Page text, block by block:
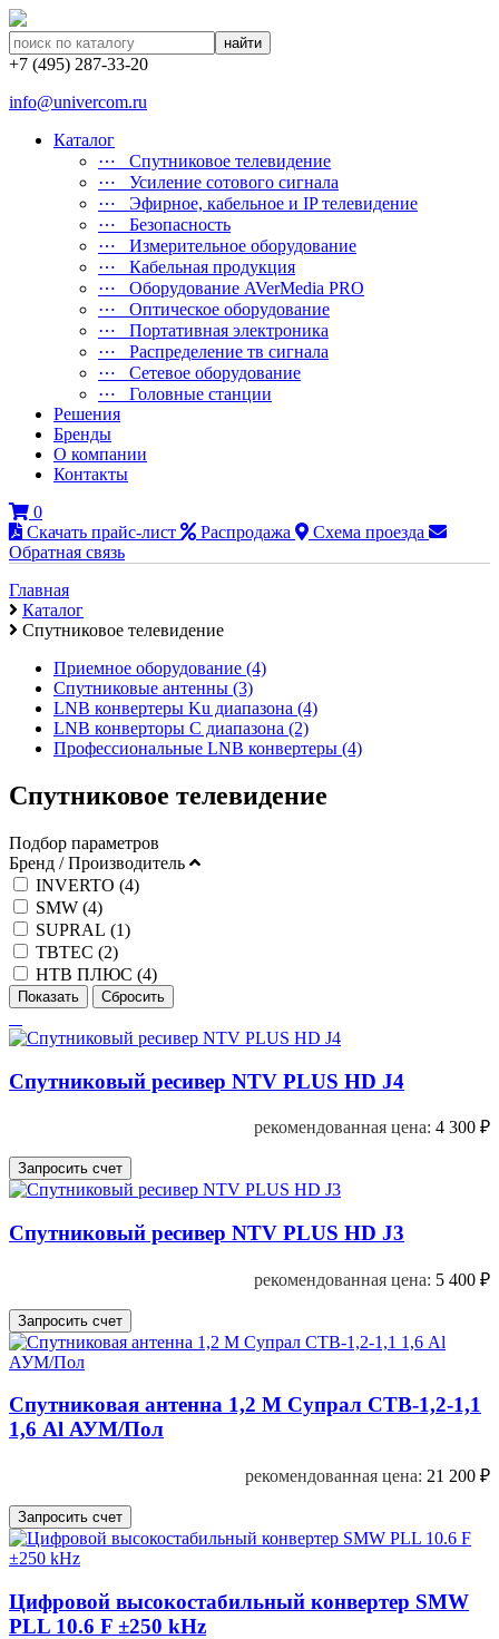
найти
+7 (495) 287-33-20
info@univercom.ru
Каталог
⋯ Cпутниковое телевидение
⋯ Усиление сотового сигнала
⋯ Эфирное, кабельное и IP телевидение
⋯ Безопасность
⋯ Измерительное оборудование
⋯ Кабельная продукция
⋯ Оборудование AVerMedia PRO
⋯ Оптическое оборудование
⋯ Портативная электроника
⋯ Распределение тв сигнала
⋯ Сетевое оборудование
⋯ Головные станции
Решения
Бренды
О компании
Контакты
0
Скачать прайс-лист
Распродажа
Схема проезда
Обратная связь
Главная
Каталог
Cпутниковое телевидение
Приемное оборудование (4)
Спутниковые антенны (3)
LNB конвертеры Ku диапазона (4)
LNB конверторы С диапазона (2)
Профессиональные LNB конвертеры (4)
Cпутниковое телевидение
Подбор параметров
Бренд / Производитель
INVERTO (4)
SMW (4)
SUPRAL (1)
TBTEC (2)
НТВ ПЛЮС (4)
Спутниковый ресивер NTV PLUS HD J4
рекомендованная цена: 4 300 ₽
Спутниковый ресивер NTV PLUS HD J3
рекомендованная цена: 5 400 ₽
Спутниковая антенна 1,2 М Супрал СТВ-1,2-1,1
1,6 Al АУМ/Пол
рекомендованная цена: 21 200 ₽
Цифровой высокостабильный конвертер SMW
PLL 10.6 F ±250 kHz